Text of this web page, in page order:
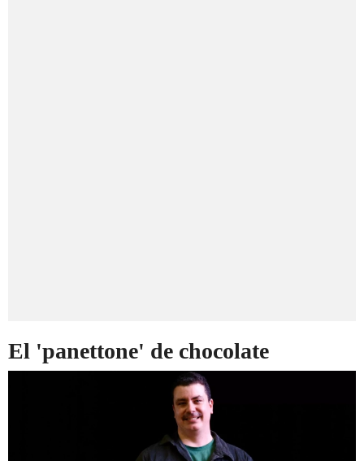
El 'panettone' de chocolate